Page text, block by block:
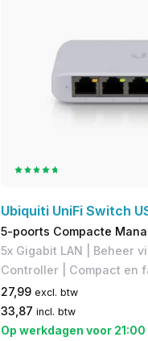
Ubiquiti UniFi Switch
5-poorts Compacte
5x Gigabit LAN | Beheer
Controller | Compact en
27,99 excl. btw
33,87 incl. btw
Op werkdagen voor